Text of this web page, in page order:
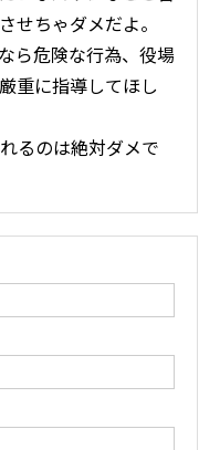
せちゃダメだよ。
ら危険な行為、役場
重に指導してほし
るのは絶対ダメで